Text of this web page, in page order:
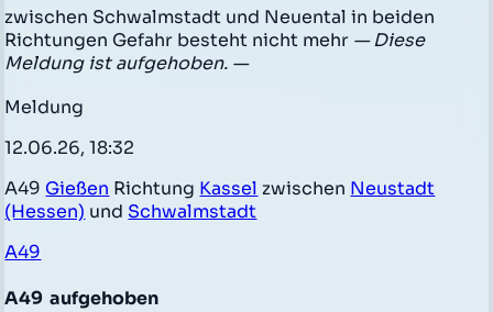
zwischen Schwalmstadt und Neuental in beiden
Richtungen Gefahr besteht nicht mehr — Diese
Meldung ist aufgehoben. —
Meldung
12.06.26, 18:32
A49 Gießen Richtung Kassel zwischen Neustadt
(Hessen) und Schwalmstadt
A49
A49 aufgehoben